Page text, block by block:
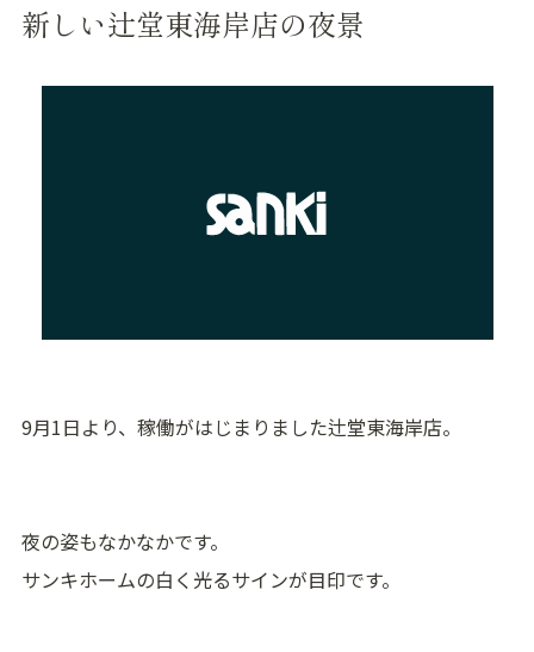
新しい辻堂東海岸店の夜景
9月1日より、稼働がはじまりました辻堂東海岸店。
夜の姿もなかなかです。
サンキホームの白く光るサインが目印です。